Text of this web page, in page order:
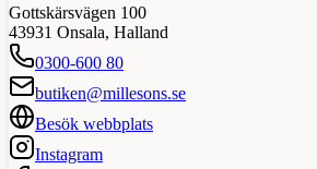
Gottskärsvägen 100
43931 Onsala, Halland
0300-600 80
butiken@millesons.se
Besök webbplats
Instagram